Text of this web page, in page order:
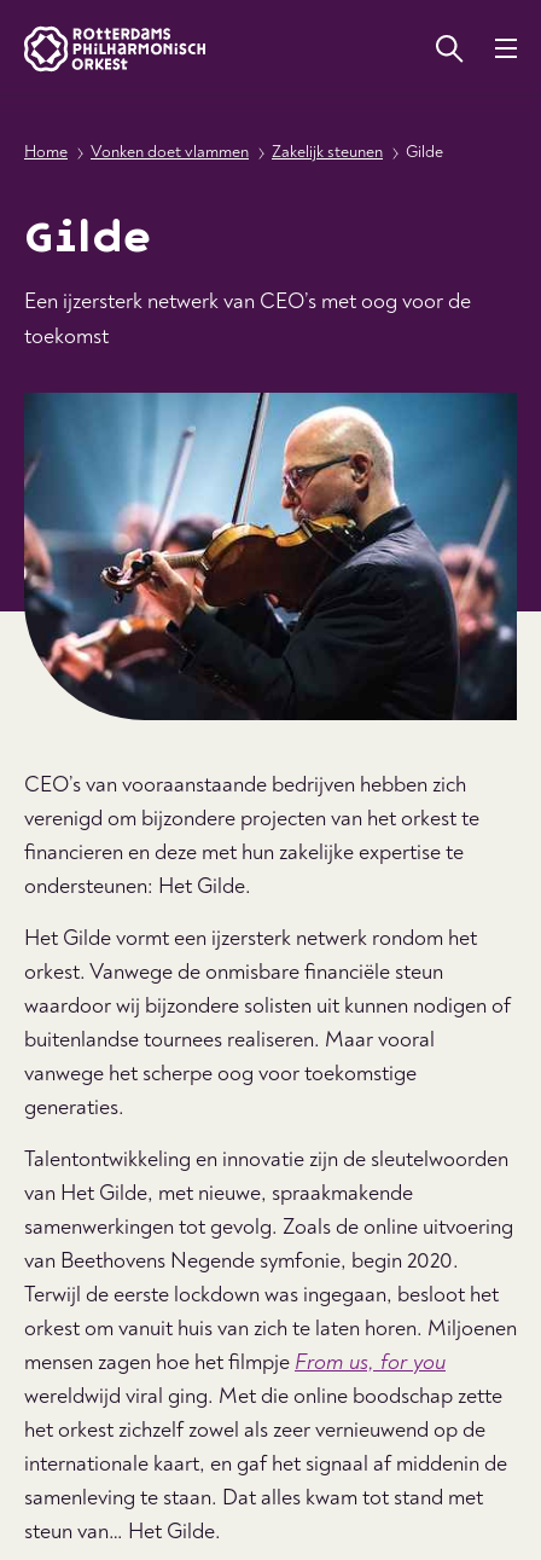
Home Vonken doet vlammen Zakelijk steunen Gilde
Gilde
Een ijzersterk netwerk van CEO’s met oog voor de
toekomst
CEO’s van vooraanstaande bedrijven hebben zich
verenigd om bijzondere projecten van het orkest te
financieren en deze met hun zakelijke expertise te
ondersteunen: Het Gilde.
Het Gilde vormt een ijzersterk netwerk rondom het
orkest. Vanwege de onmisbare financiële steun
waardoor wij bijzondere solisten uit kunnen nodigen of
buitenlandse tournees realiseren. Maar vooral
vanwege het scherpe oog voor toekomstige
generaties.
Talentontwikkeling en innovatie zijn de sleutelwoorden
van Het Gilde, met nieuwe, spraakmakende
samenwerkingen tot gevolg. Zoals de online uitvoering
van Beethovens Negende symfonie, begin 2020.
Terwijl de eerste lockdown was ingegaan, besloot het
orkest om vanuit huis van zich te laten horen. Miljoenen
mensen zagen hoe het filmpje From us, for you
wereldwijd viral ging. Met die online boodschap zette
het orkest zichzelf zowel als zeer vernieuwend op de
internationale kaart, en gaf het signaal af middenin de
samenleving te staan. Dat alles kwam tot stand met
steun van… Het Gilde.